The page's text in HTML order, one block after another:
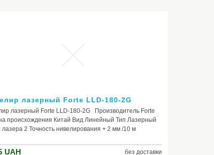
лазерный Forte LLD-180-2G
лазерный Forte LLD-180-2G Производитель Forte
происхождения Китай Вид Линейный Тип Лазерный
лазера 2 Точность нивелирования + 2 мм /10 м
питания Аккумулятор 2400 mAH Автономная
UAH без доставки